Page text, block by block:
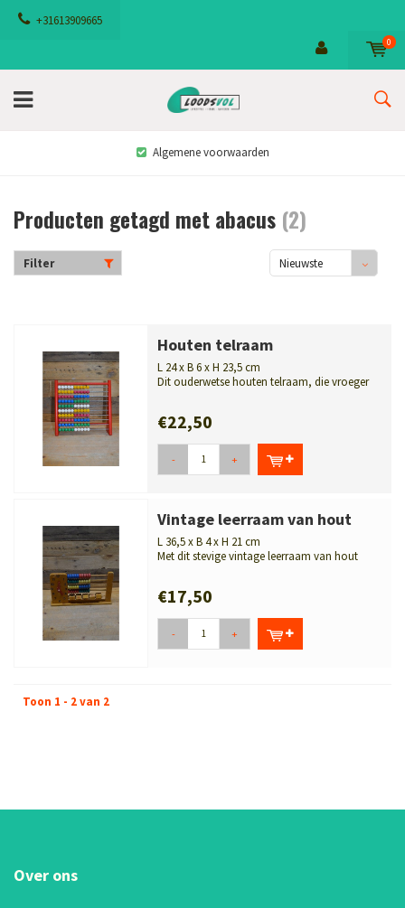
+31613909665
0
Algemene voorwaarden
Producten getagd met abacus (2)
Filter
Nieuwste
Houten telraam
L 24 x B 6 x H 23,5 cm
Dit ouderwetse houten telraam, die vroeger
€22,50
- +
Vintage leerraam van hout
L 36,5 x B 4 x H 21 cm
Met dit stevige vintage leerraam van hout
€17,50
- +
Toon 1 - 2 van 2
Over ons